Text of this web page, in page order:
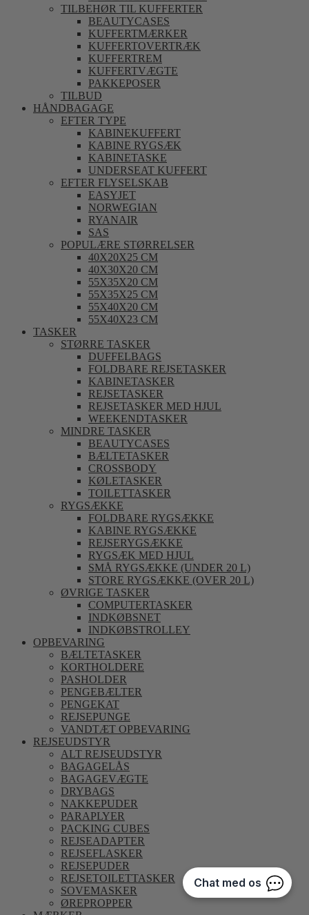
TILBEHØR TIL KUFFERTER
BEAUTYCASES
KUFFERTMÆRKER
KUFFERTOVERTRÆK
KUFFERTREM
KUFFERTVÆGTE
PAKKEPOSER
TILBUD
HÅNDBAGAGE
EFTER TYPE
KABINEKUFFERT
KABINE RYGSÆK
KABINETASKE
UNDERSEAT KUFFERT
EFTER FLYSELSKAB
EASYJET
NORWEGIAN
RYANAIR
SAS
POPULÆRE STØRRELSER
40X20X25 CM
40X30X20 CM
55X35X20 CM
55X35X25 CM
55X40X20 CM
55X40X23 CM
TASKER
STØRRE TASKER
DUFFELBAGS
FOLDBARE REJSETASKER
KABINETASKER
REJSETASKER
REJSETASKER MED HJUL
WEEKENDTASKER
MINDRE TASKER
BEAUTYCASES
BÆLTETASKER
CROSSBODY
KØLETASKER
TOILETTASKER
RYGSÆKKE
FOLDBARE RYGSÆKKE
KABINE RYGSÆKKE
REJSERYGSÆKKE
RYGSÆK MED HJUL
SMÅ RYGSÆKKE (UNDER 20 L)
STORE RYGSÆKKE (OVER 20 L)
ØVRIGE TASKER
COMPUTERTASKER
INDKØBSNET
INDKØBSTROLLEY
OPBEVARING
BÆLTETASKER
KORTHOLDERE
PASHOLDER
PENGEBÆLTER
PENGEKAT
REJSEPUNGE
VANDTÆT OPBEVARING
REJSEUDSTYR
ALT REJSEUDSTYR
BAGAGELÅS
BAGAGEVÆGTE
DRYBAGS
NAKKEPUDER
PARAPLYER
PACKING CUBES
REJSEADAPTER
REJSEFLASKER
REJSEPUDER
REJSETOILETTASKER
SOVEMASKER
ØREPROPPER